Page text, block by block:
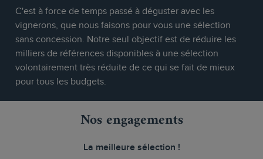
C'est à force de temps passé à déguster avec les
vignerons, que nous faisons pour vous une sélection
sans concession. Notre seul objectif est de réduire les
milliers de références disponibles à une sélection
volontairement très réduite de ce qui se fait de mieux
pour tous les budgets.
Nos engagements
La meilleure sélection !